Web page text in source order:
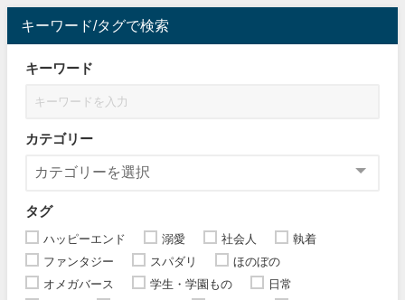
キーワード/タグで検索
キーワード
カテゴリー
タグ
ハッピーエンド 溺愛 社会人
執着
ファンタジー
スパダリ
ほのぼの
オメガバース
学生・学園もの
日常